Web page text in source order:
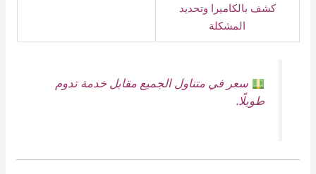
كشف بالكاميرا وتحديد
المشكلة
سعر في متناول الجميع مقابل خدمة تدوم
طويلًا.